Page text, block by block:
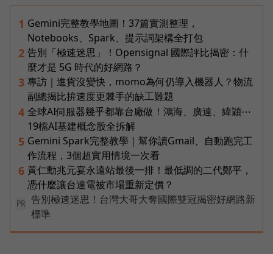
1 Gemini完整教學地圖！37篇實測整理，
Notebooks、Spark、提示詞架構全打包
2 告別「極速迷思」！Opensignal 國際評比揭密：什
麼才是 5G 時代的好網路？
3 專訪｜進貨沒變快，momo為何仍導入機器人？物流
副總揭比拚速度更棘手的缺工難題
4 全球AI伺服器幾乎都靠台廠做！鴻海、廣達、緯穎⋯
19檔AI基建概念股全拆解
5 Gemini Spark完整教學｜幫你讀Gmail、自動跑完工
作流程，3個超實用情境一次看
6 黃仁勳兆元宴永遠站最後一排！最低調的二代鄭平，
憑什麼讓台達電被市場重新定價？
PR
告別極速迷思！台灣大哥大奪國際雙冠揭密好網路新
標準